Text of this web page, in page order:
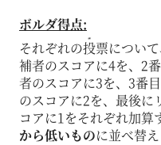
ボルダ得点:
それぞれの投票につい
補者のスコアに4を、2
者のスコアに3を、3番
のスコアに2を、最後に
コアに1をそれぞれ加算
から低いものに並べ替え